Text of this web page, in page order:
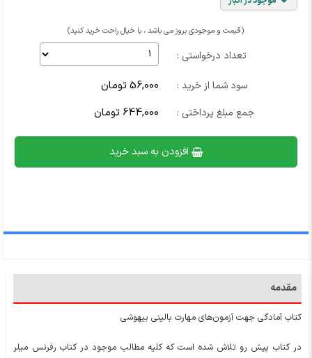
(قیمت و موجودی بروز می باشد ، با خیال راحت خرید کنید)
تعداد درخواستی :
سود شما از خرید : 56,000 تومان
جمع مبلغ پرداختی : 644,000 تومان
افزودن به سبد خرید
مقدمه
کتاب آمادگی جهت آزمون‌های مهارت بالینی بیهوشی
در کتاب پیش رو تلاش شده است که کلیه مطالب موجود در کتاب رفرنس میلر